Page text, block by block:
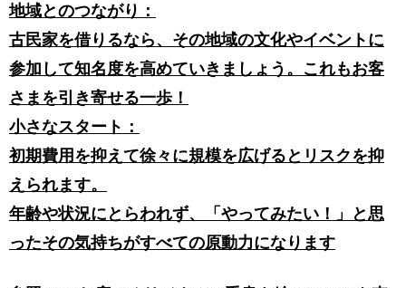
地域とのつながり：
古民家を借りるなら、その地域の文化やイベントに
参加して知名度を高めていきましょう。これもお客
さまを引き寄せる一歩！
小さなスタート：
初期費用を抑えて徐々に規模を広げるとリスクを抑
えられます。
年齢や状況にとらわれず、「やってみたい！」と思
ったその気持ちがすべての原動力になります